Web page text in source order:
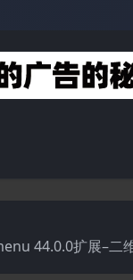
44.0.0扩展–二